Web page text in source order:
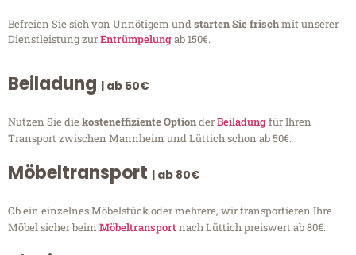
Befreien Sie sich von Unnötigem undstarten Sie frischmit unserer
Dienstleistung zurEntrümpelungab 150€.
Beiladung | ab 50€
Nutzen Sie diekosteneffiziente OptionderBeiladungfür Ihren
Transport zwischen Mannheim und Lüttich schon ab 50€.
Möbeltransport | ab 80€
Ob ein einzelnes Möbelstück oder mehrere, wir transportieren Ihre
Möbel sicher beim Möbeltransportnach Lüttich preiswert ab 80€.